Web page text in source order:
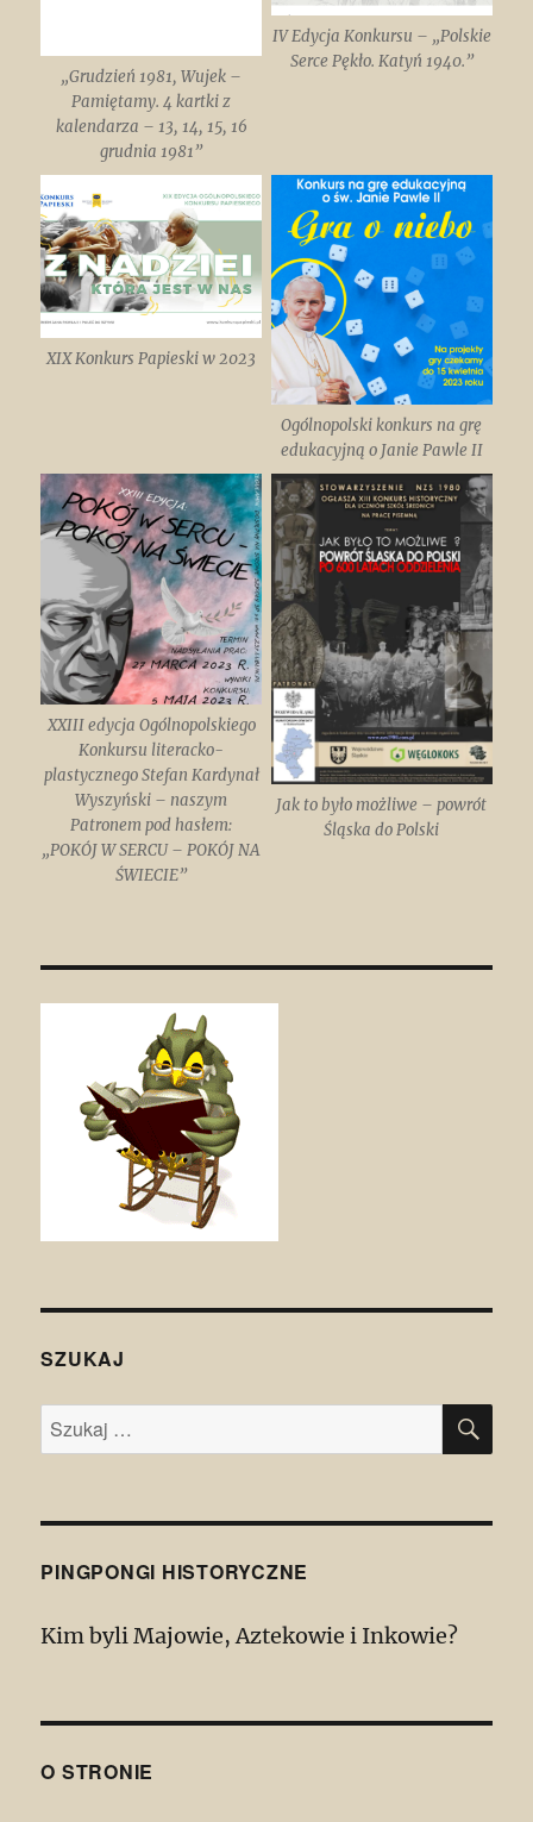
„Grudzień 1981, Wujek –
Pamiętamy. 4 kartki z
kalendarza – 13, 14, 15, 16
grudnia 1981”
IV Edycja Konkursu – „Polskie
Serce Pękło. Katyń 1940.”
XIX Konkurs Papieski w 2023
Ogólnopolski konkurs na grę
edukacyjną o Janie Pawle II
XXIII edycja Ogólnopolskiego
Konkursu literacko-
plastycznego Stefan Kardynał
Wyszyński – naszym
Patronem pod hasłem:
„POKÓJ W SERCU – POKÓJ NA
ŚWIECIE”
Jak to było możliwe – powrót
Śląska do Polski
SZUKAJ
Szukaj:
PINGPONGI HISTORYCZNE
Kim byli Majowie, Aztekowie i Inkowie?
O STRONIE